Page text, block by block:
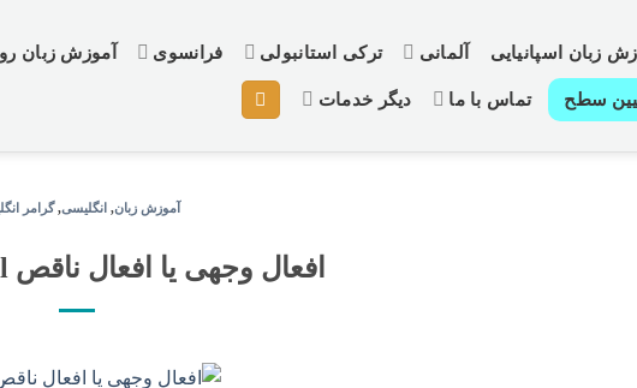
زبان اسپانیایی آلمانی ترکی استانبولی فرانسوی آموزش زبان
سطح تماس با ما دیگر خدمات
آموزش زبان, انگلیسی,گرامر
افعال وجهی یا افعال ناقص Modal کدامند؟